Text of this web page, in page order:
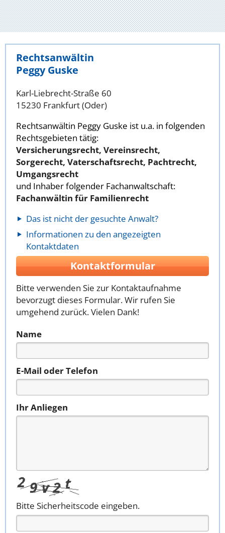
Rechtsanwältin
Peggy Guske
Karl-Liebrecht-Straße 60
15230 Frankfurt (Oder)
Rechtsanwältin Peggy Guske ist u.a. in folgenden
Rechtsgebieten tätig:
Versicherungsrecht, Vereinsrecht,
Sorgerecht, Vaterschaftsrecht, Pachtrecht,
Umgangsrecht
und Inhaber folgender Fachanwaltschaft:
Fachanwältin für Familienrecht
Das ist nicht der gesuchte Anwalt?
Informationen zu den angezeigten
Kontaktdaten
Kontaktformular
Bitte verwenden Sie zur Kontaktaufnahme
bevorzugt dieses Formular. Wir rufen Sie
umgehend zurück. Vielen Dank!
Name
E-Mail oder Telefon
Ihr Anliegen
Bitte Sicherheitscode eingeben.